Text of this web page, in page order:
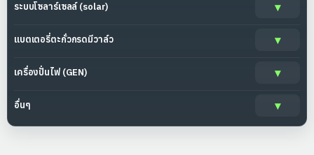
ระบบโซลาร์เซลล์ (solar)
แบตเตอรี่ตะกั่วกรดมีวาล์ว
เครื่องปั่นไฟ (GEN)
อื่นๆ